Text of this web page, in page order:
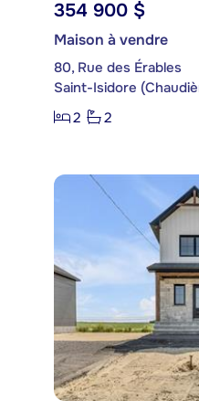
354 900 $
Maison à vendre
80, Rue des Érables
Saint-Isidore
2
2